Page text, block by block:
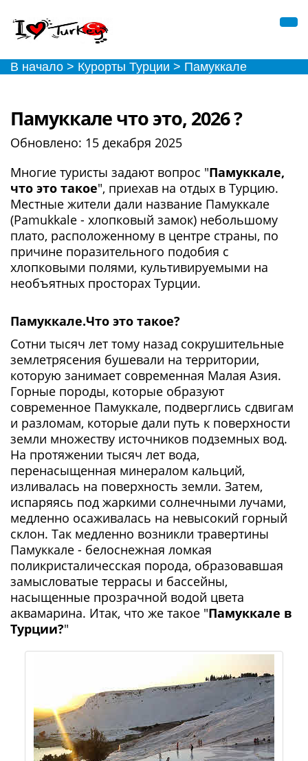
В начало > Курорты Турции > Памуккале
Памуккале что это, 2026 ?
Обновлено: 15 декабря 2025
Многие туристы задают вопрос "Памуккале,
что это такое", приехав на отдых в Турцию.
Местные жители дали название Памуккале
(Pamukkale - хлопковый замок) небольшому
плато, расположенному в центре страны, по
причине поразительного подобия с
хлопковыми полями, культивируемыми на
необъятных просторах Турции.
Памуккале.Что это такое?
Сотни тысяч лет тому назад сокрушительные
землетрясения бушевали на территории,
которую занимает современная Малая Азия.
Горные породы, которые образуют
современное Памуккале, подверглись сдвигам
и разломам, которые дали путь к поверхности
земли множеству источников подземных вод.
На протяжении тысяч лет вода,
перенасыщенная минералом кальций,
изливалась на поверхность земли. Затем,
испаряясь под жаркими солнечными лучами,
медленно осаживалась на невысокий горный
склон. Так медленно возникли травертины
Памуккале - белоснежная ломкая
поликристаличесская порода, образовавшая
замысловатые террасы и бассейны,
насыщенные прозрачной водой цвета
аквамарина. Итак, что же такое "Памуккале в
Турции?"